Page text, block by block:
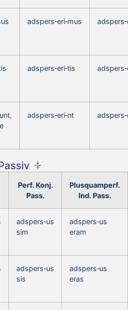
adspers‑eri‑mus
adspers‑eri‑tis
adspers‑eri‑nt
Perf. Konj.
Pass.
Plusquamperf.
Ind. Pass.
adspers‑us
sim
adspers‑us
eram
adspers‑us
sis
adspers‑us
eras